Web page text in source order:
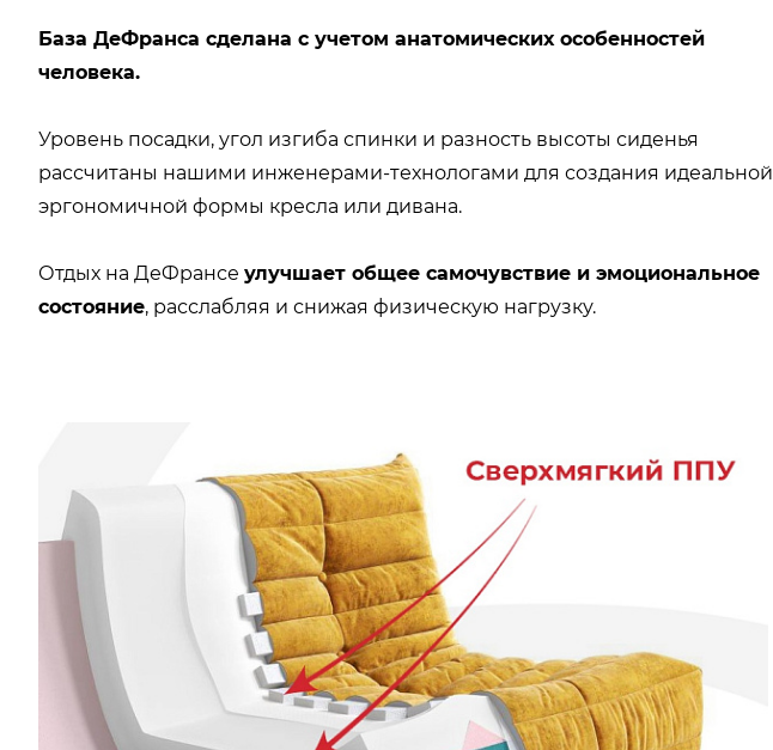
База ДеФранса сделана с учетом анатомических особенностей
человека.
Уровень посадки, угол изгиба спинки и разность высоты сиденья
рассчитаны нашими инженерами-технологами для создания идеальной
эргономичной формы кресла или дивана.
Отдых на ДеФрансе улучшает общее самочувствие и эмоциональное
состояние, расслабляя и снижая физическую нагрузку.